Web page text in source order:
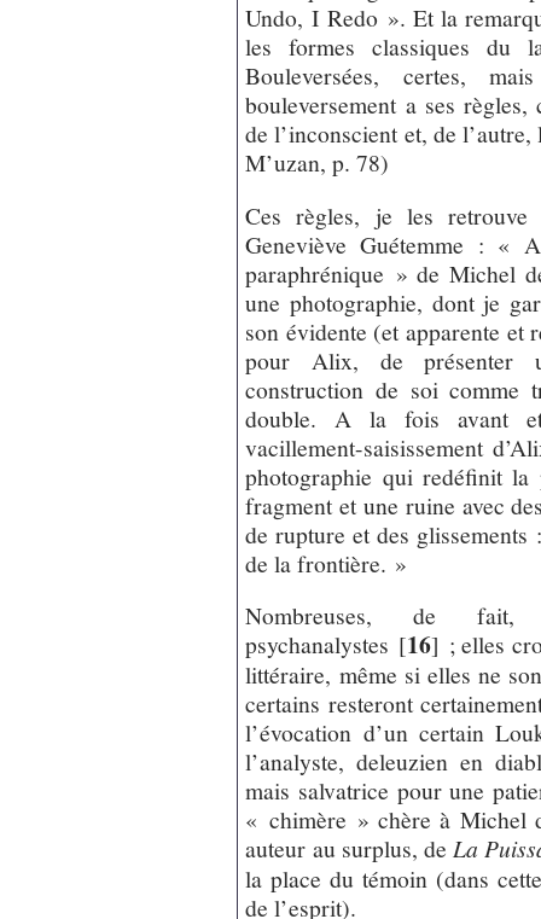
Undo, I Redo ». Et la
les formes classiques du
Bouleversées, certes,
bouleversement a ses
de l’inconscient et, de
M’uzan, p. 78)
Ces règles, je les retrouve
Geneviève Guétemme : «
paraphrénique » de Michel
une photographie, dont je
son évidente (et apparente
pour Alix, de présenter
construction de soi comme
double. A la fois avant
vacillement-saisissement
photographie qui redéfinit la
fragment et une ruine avec
de rupture et des
de la frontière. »
Nombreuses, de
psychanalystes [16] ; elles
littéraire, même si elles ne
certains resteront
l’évocation d’un certain
l’analyste, deleuzien en
mais salvatrice pour une
« chimère » chère à Michel
auteur au surplus, de La
la place du témoin (dans
de l’esprit).